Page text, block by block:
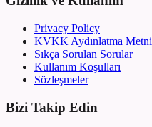
Privacy Policy
KVKK Aydınlatma Metni
Sıkça Sorulan Sorular
Kullanım Koşulları
Sözleşmeler
Bizi Takip Edin